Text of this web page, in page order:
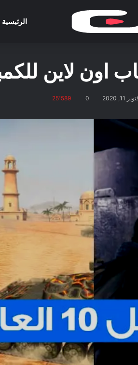
الرئيسية
لاين للكمبيوتر
2020
0 25٬589